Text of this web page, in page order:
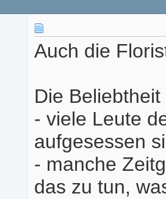
Auch die
Die
- viele Leute
aufgesessen
- manche
das zu tun,